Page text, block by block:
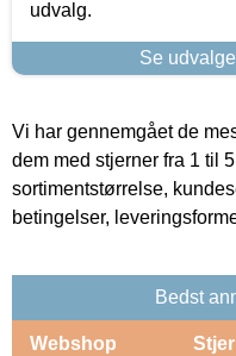
udvalg.
Se
Vi har gennemgået de
dem med stjerner fra 1 til
sortimentstørrelse,
betingelser,
Bedst
Webshop